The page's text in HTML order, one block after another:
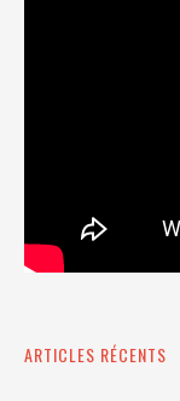
ARTICLES RÉCENTS